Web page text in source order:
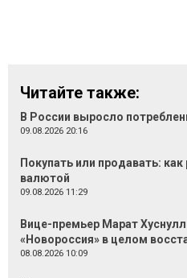
Читайте также:
В России выросло
09.08.2026 20:16
Покупать или продавать:
валютой
09.08.2026 11:29
Вице-премьер Марат
«Новороссия» в целом
08.08.2026 10:09